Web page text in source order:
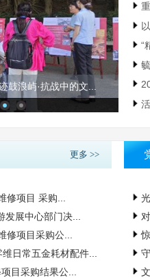
旅中心与厦门二...
“
更多 >>
修项目 采购...
展中心部门决...
项目采购公...
日常五金耗材配件...
目采购结果公...